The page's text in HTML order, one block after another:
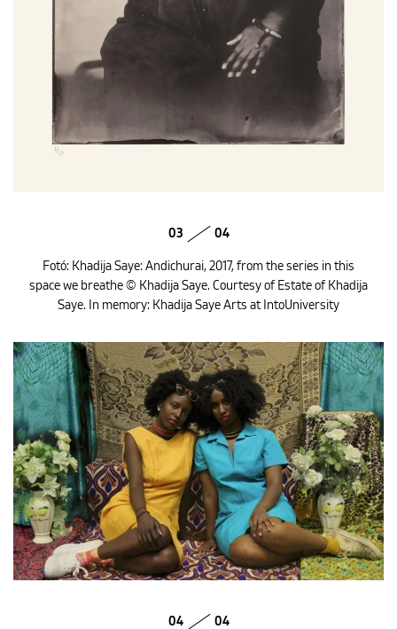
03 04
Fotó: Khadija Saye: Andichurai, 2017, from the series in this
space we breathe © Khadija Saye. Courtesy of Estate of Khadija
Saye. In memory: Khadija Saye Arts at IntoUniversity
04 04